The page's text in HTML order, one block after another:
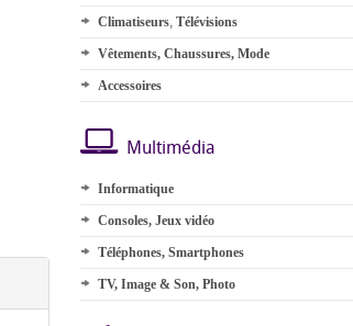
Climatiseurs, Télévisions
Vêtements, Chaussures, Mode
Accessoires
Multimédia
Informatique
Consoles, Jeux vidéo
Téléphones, Smartphones
TV, Image & Son, Photo